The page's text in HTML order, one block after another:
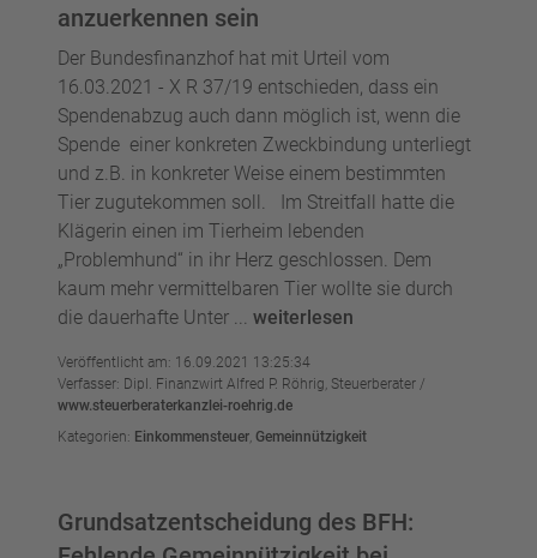
anzuerkennen sein
Der Bundesfinanzhof hat mit Urteil vom
16.03.2021 - X R 37/19 entschieden, dass ein
Spendenabzug auch dann möglich ist, wenn die
Spende einer konkreten Zweckbindung unterliegt
und z.B. in konkreter Weise einem bestimmten
Tier zugutekommen soll. Im Streitfall hatte die
Klägerin einen im Tierheim lebenden
„Problemhund“ in ihr Herz geschlossen. Dem
kaum mehr vermittelbaren Tier wollte sie durch
die dauerhafte Unter ... weiterlesen
Veröffentlicht am: 16.09.2021 13:25:34
Verfasser: Dipl. Finanzwirt Alfred P. Röhrig, Steuerberater /
www.steuerberaterkanzlei-roehrig.de
Kategorien: Einkommensteuer, Gemeinnützigkeit
Grundsatzentscheidung des BFH: